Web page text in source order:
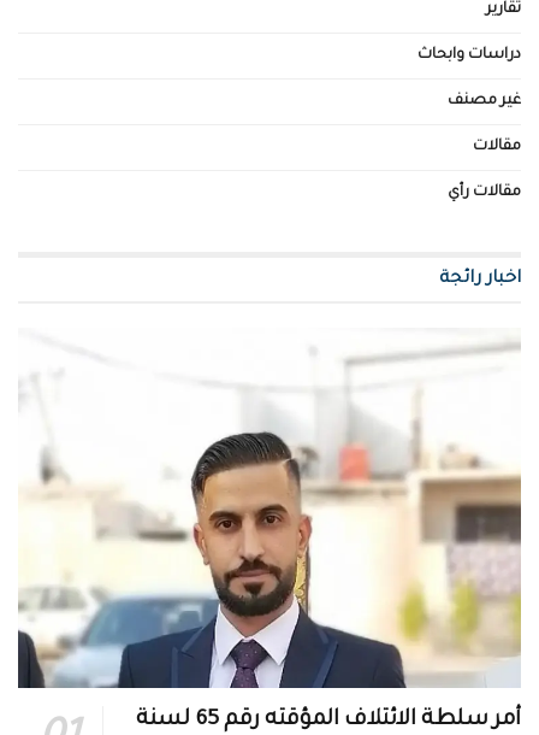
تقارير
دراسات وابحاث
غير مصنف
مقالات
مقالات رأي
اخبار رائجة
أمر سلطة الائتلاف المؤقته رقم 65 لسنة